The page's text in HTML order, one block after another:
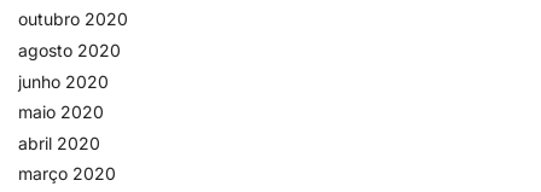
outubro 2020
agosto 2020
junho 2020
maio 2020
abril 2020
março 2020